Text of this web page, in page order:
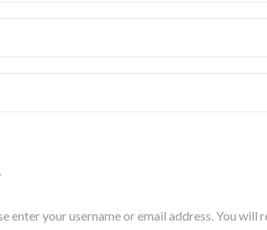
enter your username or email address. You